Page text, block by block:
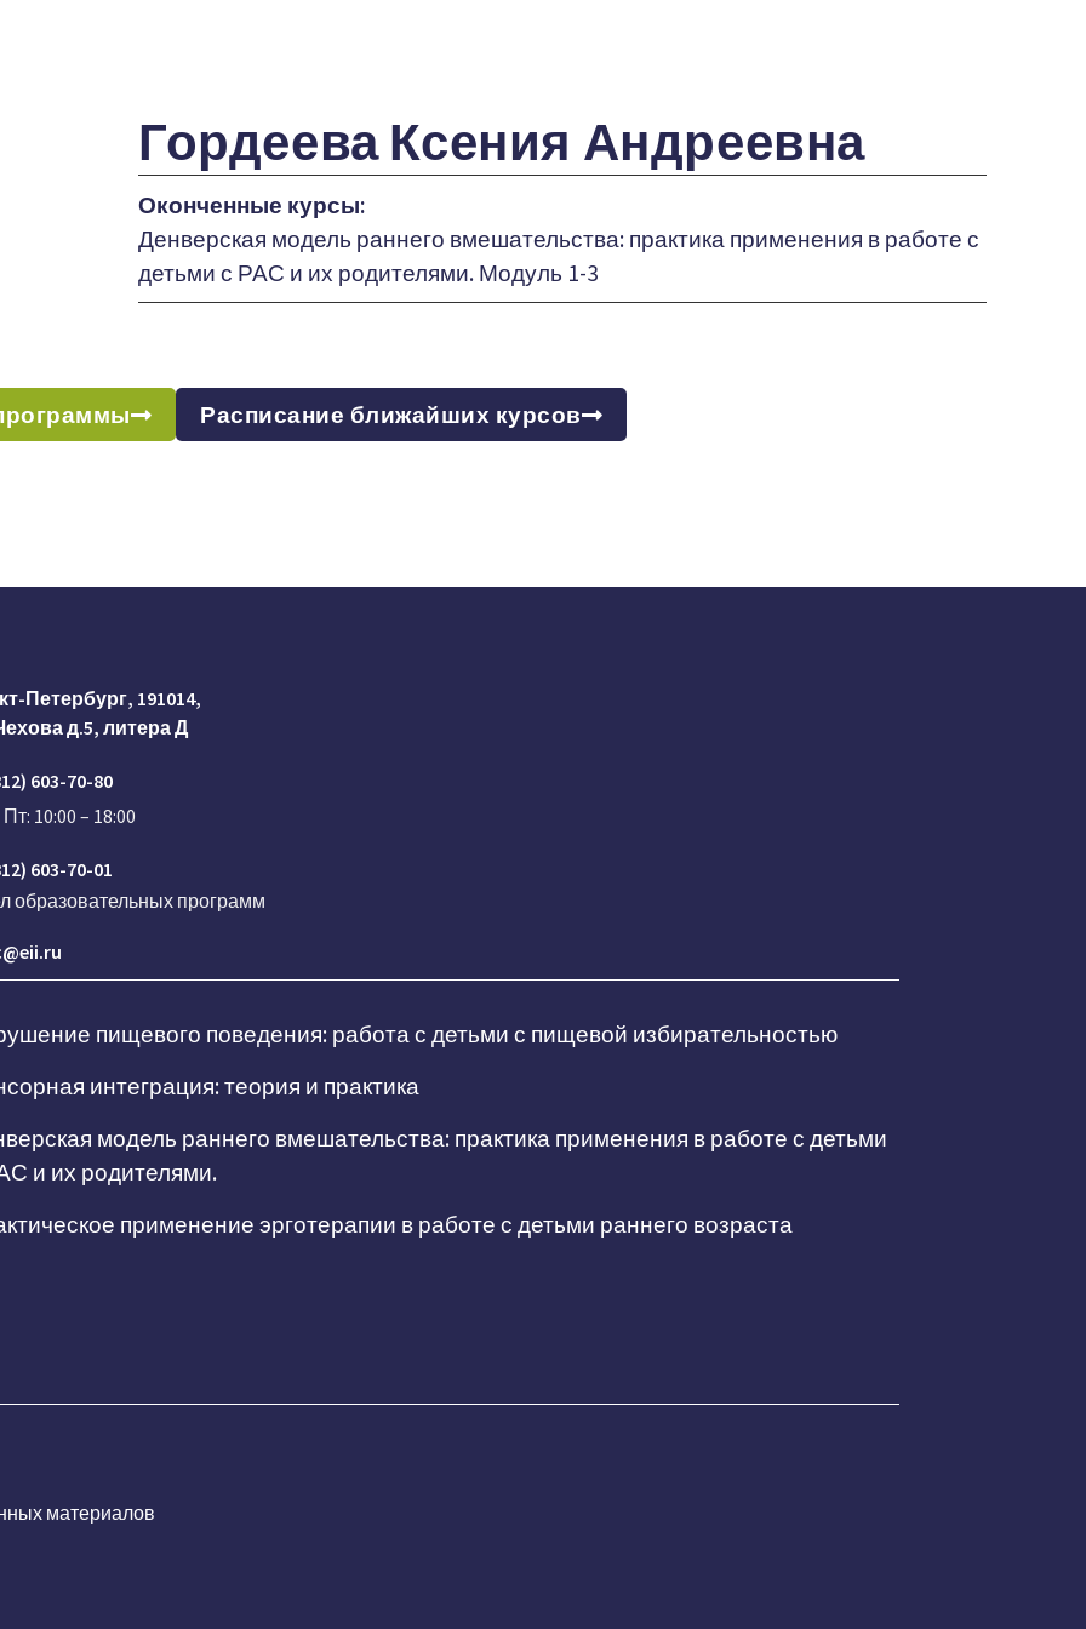
Гордеева Ксения Андреевна
Оконченные курсы:
Денверская модель раннего вмешательства: практика применения в работе с
детьми с РАС и их родителями. Модуль 1-3
Расписание ближайших курсов
Петербург, 191014,
д.5, литера Д
603-70-80
10:00 – 18:00
603-70-01
образовательных программ
пищевого поведения: работа с детьми с пищевой избирательностью
интеграция: теория и практика
модель раннего вмешательства: практика применения в работе с детьми
и их родителями.
применение эрготерапии в работе с детьми раннего возраста
материалов